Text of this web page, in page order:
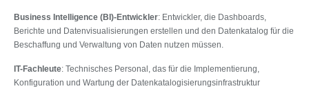
Business Intelligence (BI)-Entwickler: Entwickler, die Dashboards,
Berichte und Datenvisualisierungen erstellen und den Datenkatalog für die
Beschaffung und Verwaltung von Daten nutzen müssen.
IT-Fachleute: Technisches Personal, das für die Implementierung,
Konfiguration und Wartung der Datenkatalogisierungsinfrastruktur